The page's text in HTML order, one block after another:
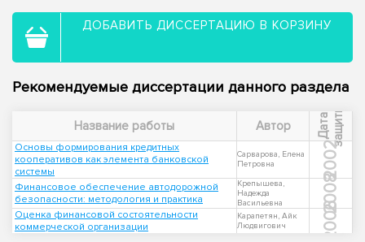
ДОБАВИТЬ ДИССЕРТАЦИЮ В КОРЗИНУ
Рекомендуемые диссертации данного раздела
Название работы Автор Д
а
т
а
з
а
щ
и
т ы
Основы формирования кредитных
кооперативов как элемента банковской
системы
Сарварова, Елена
Петровна
2002
Финансовое обеспечение автодорожной
безопасности: методология и практика
Крепышева,
Надежда
Васильевна
2008
Оценка финансовой состоятельности
коммерческой организации
Карапетян, Айк
Людвигович
2006